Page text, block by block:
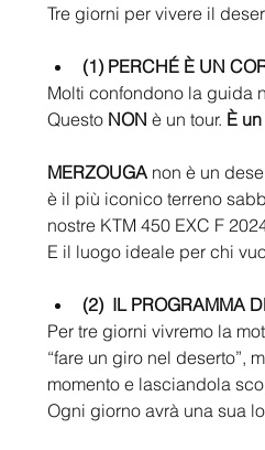
Tre giorni per vivere il
(1) PERCHÉ È UN
Molti confondono la guida
Questo NON è un tour. È
MERZOUGA non è un
è il più iconico terreno
nostre KTM 450 EXC F
E il luogo ideale per chi
(2) IL PROGRAMMA
Per tre giorni vivremo la
“fare un giro nel deserto”,
momento e lasciandola
Ogni giorno avrà una sua